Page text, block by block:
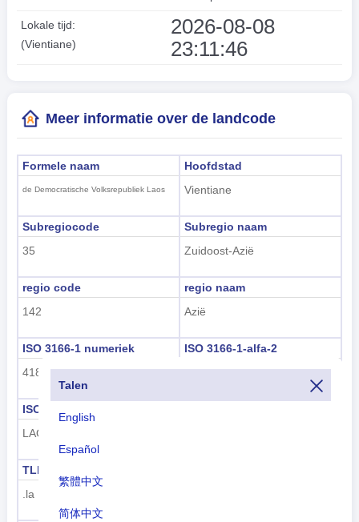
Talen
English
Español
繁體中文
简体中文
Lokale tijd:
(Vientiane)
2026-08-08
23:11:46
Meer informatie over de landcode
Formele naam
de Democratische Volksrepubliek Laos
Hoofdstad
Vientiane
Subregiocode
35
Subregio naam
Zuidoost-Azië
regio code
142
regio naam
Azië
ISO 3166-1 numeriek
418
ISO 3166-1-alfa-2
LA
ISO 3166-1-Alpha-3
LAO
TLD
.la